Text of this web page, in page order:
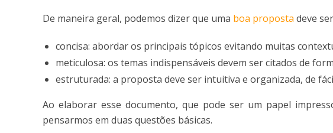
De maneira geral, podemos dizer que uma boa proposta deve
concisa: abordar os principais tópicos evitando muitas
meticulosa: os temas indispensáveis devem ser citados de
estruturada: a proposta deve ser intuitiva e organizada, de
Ao elaborar esse documento, que pode ser um papel
pensarmos em duas questões básicas.